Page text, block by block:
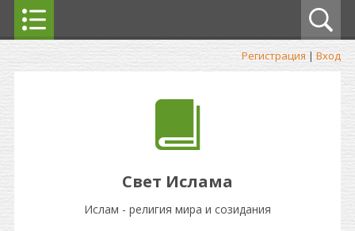
Регистрация | Вход
Свет Ислама
Ислам - религия мира и созидания